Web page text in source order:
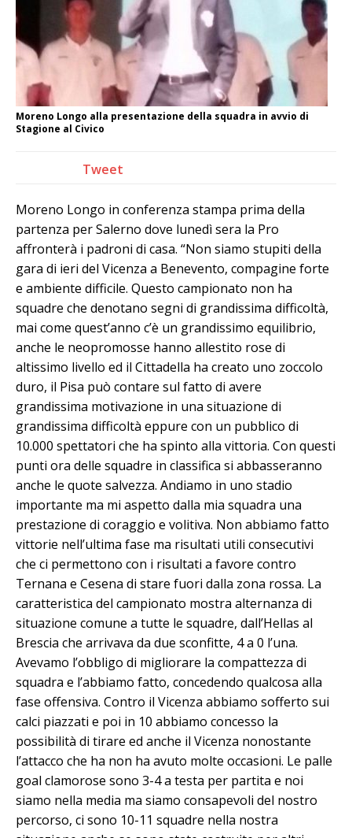
Moreno Longo alla presentazione della squadra in avvio di
Stagione al Civico
Tweet
Moreno Longo in conferenza stampa prima della
partenza per Salerno dove lunedì sera la Pro
affronterà i padroni di casa. “Non siamo stupiti della
gara di ieri del Vicenza a Benevento, compagine forte
e ambiente difficile. Questo campionato non ha
squadre che denotano segni di grandissima difficoltà,
mai come quest’anno c’è un grandissimo equilibrio,
anche le neopromosse hanno allestito rose di
altissimo livello ed il Cittadella ha creato uno zoccolo
duro, il Pisa può contare sul fatto di avere
grandissima motivazione in una situazione di
grandissima difficoltà eppure con un pubblico di
10.000 spettatori che ha spinto alla vittoria. Con questi
punti ora delle squadre in classifica si abbasseranno
anche le quote salvezza. Andiamo in uno stadio
importante ma mi aspetto dalla mia squadra una
prestazione di coraggio e volitiva. Non abbiamo fatto
vittorie nell’ultima fase ma risultati utili consecutivi
che ci permettono con i risultati a favore contro
Ternana e Cesena di stare fuori dalla zona rossa. La
caratteristica del campionato mostra alternanza di
situazione comune a tutte le squadre, dall’Hellas al
Brescia che arrivava da due sconfitte, 4 a 0 l’una.
Avevamo l’obbligo di migliorare la compattezza di
squadra e l’abbiamo fatto, concedendo qualcosa alla
fase offensiva. Contro il Vicenza abbiamo sofferto sui
calci piazzati e poi in 10 abbiamo concesso la
possibilità di tirare ed anche il Vicenza nonostante
l’attacco che ha non ha avuto molte occasioni. Le palle
goal clamorose sono 3-4 a testa per partita e noi
siamo nella media ma siamo consapevoli del nostro
percorso, ci sono 10-11 squadre nella nostra